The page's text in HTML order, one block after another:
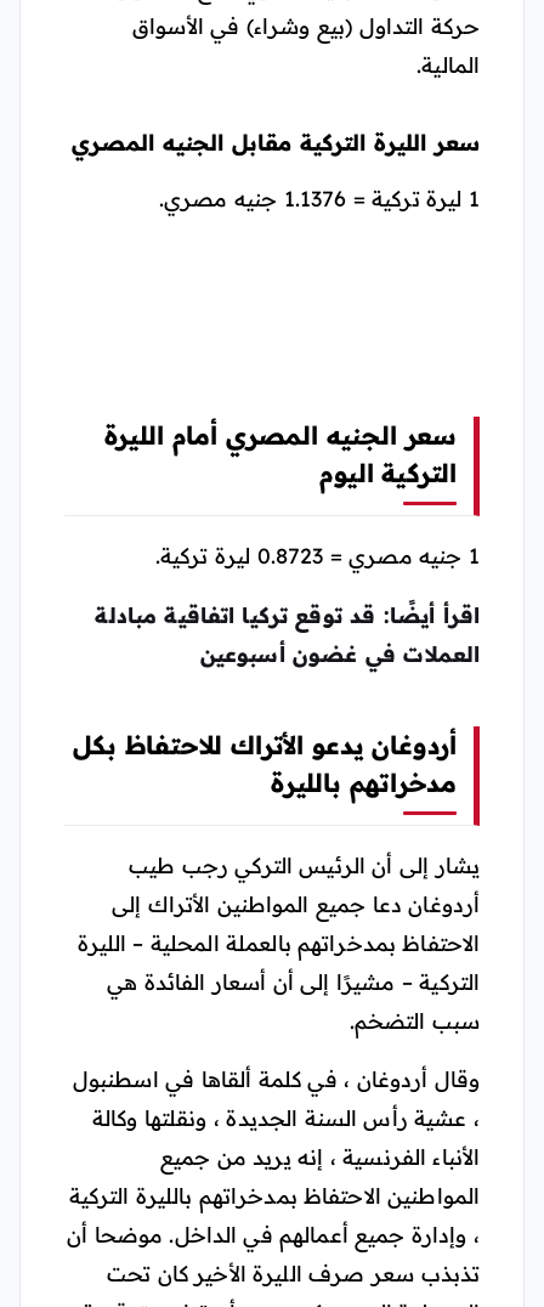
حركة التداول (بيع وشراء) في الأسواق
المالية.
سعر الليرة التركية مقابل الجنيه المصري
1 ليرة تركية = 1.1376 جنيه مصري.
سعر الجنيه المصري أمام الليرة
التركية اليوم
1 جنيه مصري = 0.8723 ليرة تركية.
اقرأ أيضًا: قد توقع تركيا اتفاقية مبادلة
العملات في غضون أسبوعين
أردوغان يدعو الأتراك للاحتفاظ بكل
مدخراتهم بالليرة
يشار إلى أن الرئيس التركي رجب طيب
أردوغان دعا جميع المواطنين الأتراك إلى
الاحتفاظ بمدخراتهم بالعملة المحلية – الليرة
التركية – مشيرًا إلى أن أسعار الفائدة هي
سبب التضخم.
وقال أردوغان ، في كلمة ألقاها في اسطنبول
، عشية رأس السنة الجديدة ، ونقلتها وكالة
الأنباء الفرنسية ، إنه يريد من جميع
المواطنين الاحتفاظ بمدخراتهم بالليرة التركية
، وإدارة جميع أعمالهم في الداخل. موضحا أن
تذبذب سعر صرف الليرة الأخير كان تحت